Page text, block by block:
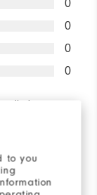
to you
0
0
0
0
es